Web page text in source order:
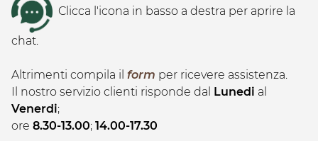
Clicca l'icona in basso a destra per aprire la
chat.
Altrimenti compila il form per ricevere assistenza.
Il nostro servizio clienti risponde dal Lunedi al
Venerdi;
ore 8.30-13.00; 14.00-17.30